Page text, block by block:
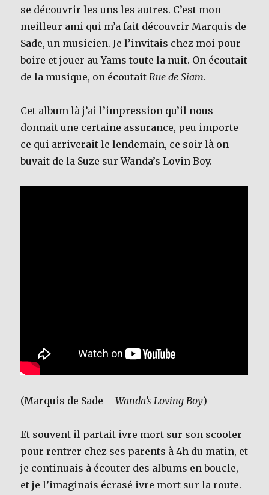
se découvrir les uns les autres. C’est mon
meilleur ami qui m’a fait découvrir Marquis de
Sade, un musicien. Je l’invitais chez moi pour
boire et jouer au Yams toute la nuit. On écoutait
de la musique, on écoutaitRue de Siam.
Cet album là j’ai l’impression qu’il nous
donnait une certaine assurance, peu importe
ce qui arriverait le lendemain, ce soir là on
buvait de la Suze sur Wanda’s Lovin Boy.
(Marquis de Sade –Wanda’s Loving Boy)
Et souvent il partait ivre mort sur son scooter
pour rentrer chez ses parents à 4h du matin, et
je continuais à écouter des albums en boucle,
et je l’imaginais écrasé ivre mort sur la route.